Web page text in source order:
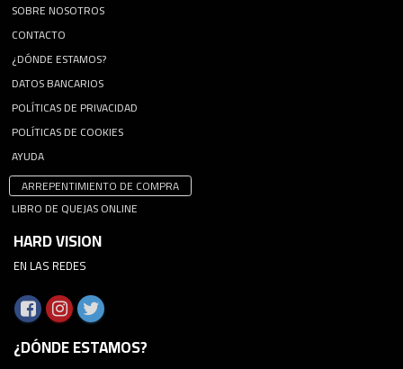
SOBRE NOSOTROS
CONTACTO
¿DÓNDE ESTAMOS?
DATOS BANCARIOS
POLÍTICAS DE PRIVACIDAD
POLÍTICAS DE COOKIES
AYUDA
ARREPENTIMIENTO DE COMPRA
LIBRO DE QUEJAS ONLINE
HARD VISION
EN LAS REDES
¿DÓNDE ESTAMOS?